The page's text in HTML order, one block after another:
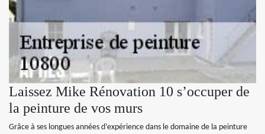
Laissez Mike Rénovation 10 s’occuper de
la peinture de vos murs
Grâce à ses longues années d’expérience dans le domaine de la peinture